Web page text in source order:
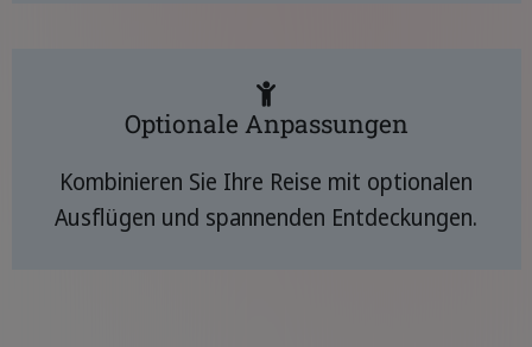
Optionale Anpassungen
Kombinieren Sie Ihre Reise mit optionalen
Ausflügen und spannenden Entdeckungen.